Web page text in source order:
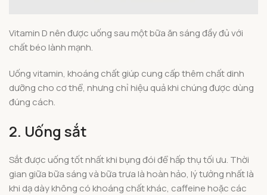
Vitamin D nên được uống sau một bữa ăn sáng đầy đủ với
chất béo lành mạnh.
Uống vitamin, khoáng chất giúp cung cấp thêm chất dinh
dưỡng cho cơ thể, nhưng chỉ hiệu quả khi chúng được dùng
đúng cách.
2. Uống sắt
Sắt được uống tốt nhất khi bụng đói để hấp thụ tối ưu. Thời
gian giữa bữa sáng và bữa trưa là hoàn hảo, lý tưởng nhất là
khi dạ dày không có khoáng chất khác, caffeine hoặc các